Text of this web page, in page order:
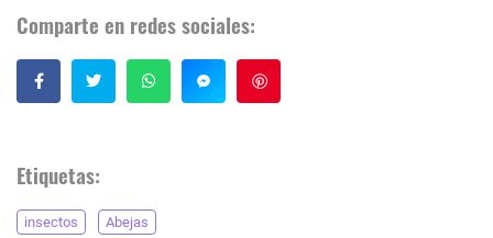
Comparte en redes sociales:
Etiquetas:
insectos Abejas